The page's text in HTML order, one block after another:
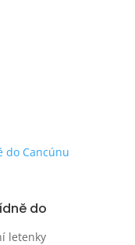
do
letenky